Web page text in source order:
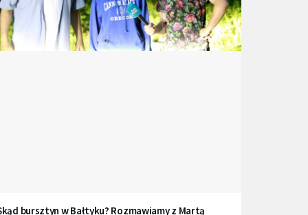
bursztyn w Bałtyku? Rozmawiamy z Martą